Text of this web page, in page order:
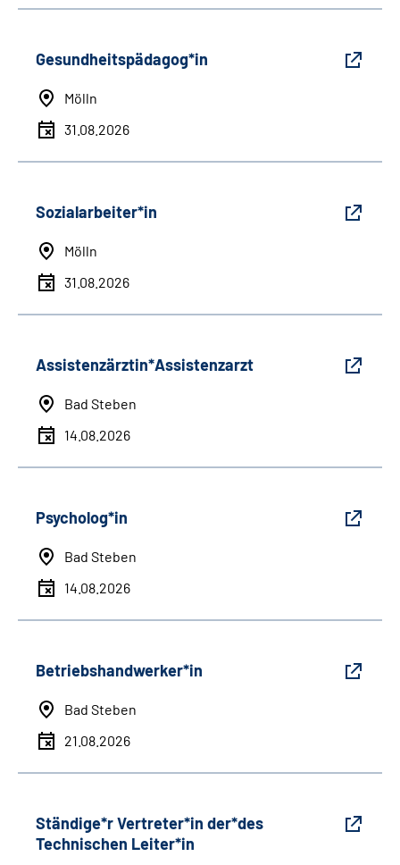
Gesundheitspädagog*in
Mölln
31.08.2026
Sozialarbeiter*in
Mölln
31.08.2026
Assistenzärztin*Assistenzarzt
Bad Steben
14.08.2026
Psycholog*in
Bad Steben
14.08.2026
Betriebshandwerker*in
Bad Steben
21.08.2026
Ständige*r Vertreter*in der*des
Technischen Leiter*in